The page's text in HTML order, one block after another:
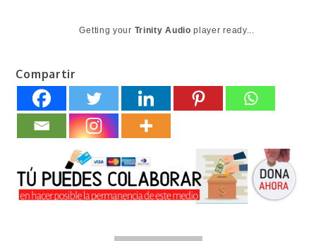
Getting your Trinity Audio player ready...
Compartir